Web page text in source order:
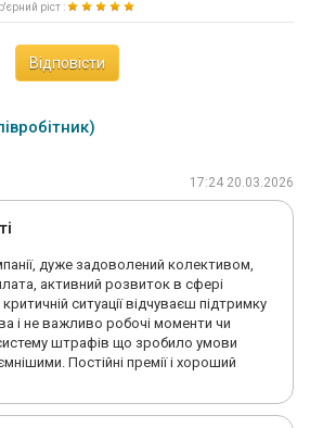
ріст :
Відповісти
17:24 20.03.2026
дуже задоволений колективом,
активний розвиток в сфері
ситуації відчуваєш підтримку
і не важливо робочі моменти чи
штрафів що зробило умови
Постійні премії і хороший